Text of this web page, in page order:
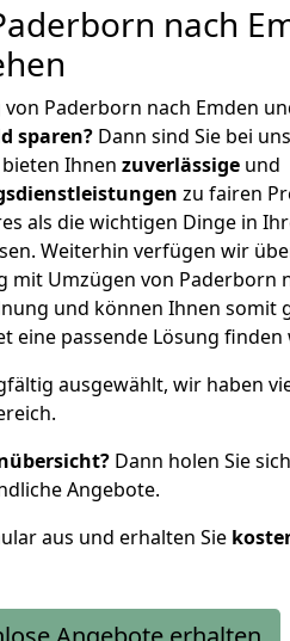
nach
Paderborn nach Emden
sparen? Dann sind Sie bei
Ihnen zuverlässige und
zu fairen
als die wichtigen Dinge in
Weiterhin verfügen wir
mit Umzügen von Paderborn
und können Ihnen somit
eine passende Lösung finden
ausgewählt, wir haben
Dann holen Sie
Angebote.
aus und erhalten Sie